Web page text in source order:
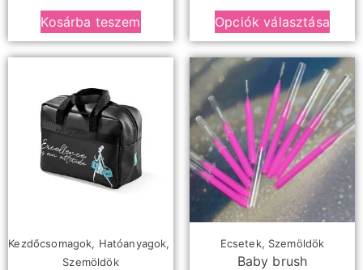
Kosárba teszem
Opciók választása
Kezdőcsomagok, Hatóanyagok,
Szemöldök
Ecsetek, Szemöldök
Baby brush